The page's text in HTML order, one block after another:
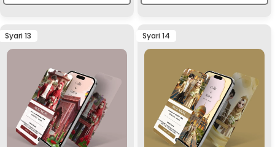
Syari 13 Syari 14